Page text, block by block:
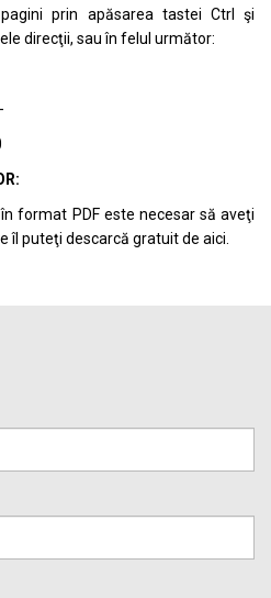
prin apăsarea tastei Ctrl şi
direcţii, sau în felul următor:
format PDF este necesar să aveţi
îl puteţi descarcă gratuit de aici.